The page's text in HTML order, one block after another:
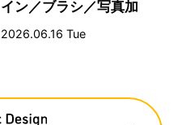
イン／ブラシ／写真加
工）
2026.06.16 Tue